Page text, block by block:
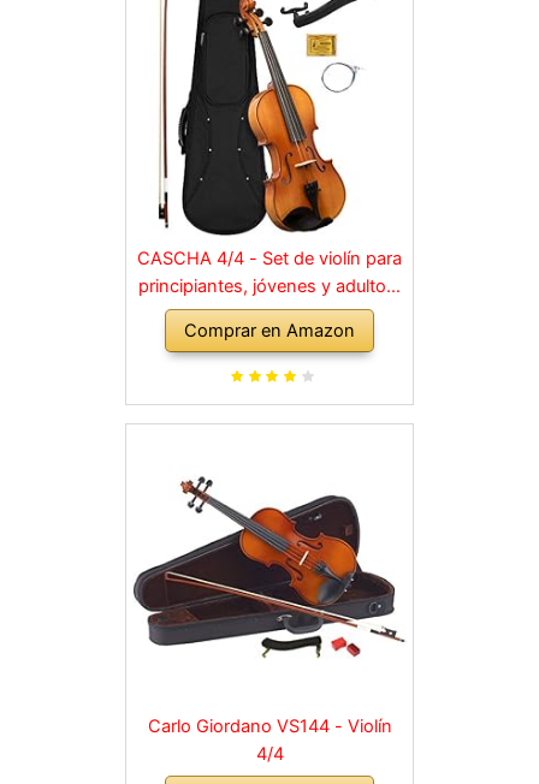
CASCHA 4/4 - Set de violín para
principiantes, jóvenes y adultos,
violín macizo con arco, colofonia,
cuerdas de repuesto, soporte
para hombro, maletín, abeto
Comprar en Amazon
Carlo Giordano VS144 - Violín
4/4